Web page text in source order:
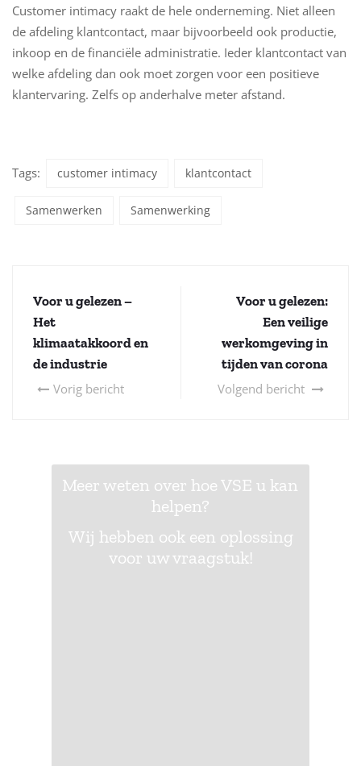
Customer intimacy raakt de hele onderneming. Niet alleen
de afdeling klantcontact, maar bijvoorbeeld ook productie,
inkoop en de financiële administratie. Ieder klantcontact van
welke afdeling dan ook moet zorgen voor een positieve
klantervaring. Zelfs op anderhalve meter afstand.
Tags: customer intimacy klantcontact
Samenwerken Samenwerking
Voor u gelezen –
Het
klimaatakkoord en
de industrie
Vorig bericht
Voor u gelezen:
Een veilige
werkomgeving in
tijden van corona
Volgend bericht
Meer weten over hoe VSE u kan
helpen?
Wij hebben ook een oplossing
voor uw vraagstuk!